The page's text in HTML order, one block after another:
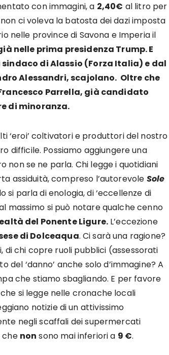
con immagini, a 2,40€ al litro per
ci voleva la batosta dei dazi imposta
nelle province di Savona e Imperia il
nelle prima presidenza Trump. E
di Alassio (Forza Italia) e dal
Alessandri, scajolano. Oltre che
Parrella, già candidato
di minoranza.
‘eroi’ coltivatori e produttori del nostro
difficile. Possiamo aggiungere una
non se ne parla. Chi legge i quotidiani
assiduità, compreso l’autorevole Sole
parla di enologia, di ‘eccellenze di
massimo si può notare qualche cenno
del Ponente Ligure.L’eccezione
di Dolceaqua. Ci sarà una ragione?
di chi copre ruoli pubblici (assessorati
‘danno’ anche solo d’immagine? A
che stiamo sbagliando. E per favore
si legge nelle cronache locali
notizie di un attivissimo
negli scaffali dei supermercati
che non sono mai inferiori a 9 €.